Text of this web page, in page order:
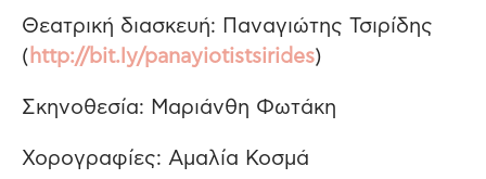
Θεατρική διασκευή: Παναγιώτης Τσιρίδης
( http://bit.ly/panayiotistsirides)
Σκηνοθεσία: Μαριάνθη Φωτάκη
Χορογραφίες: Αμαλία Κοσμά